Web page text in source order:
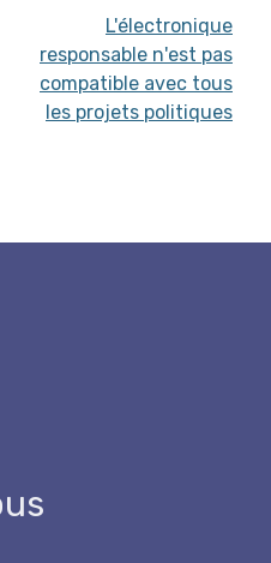
L'électronique
responsable n'est pas
compatible avec tous
les projets politiques